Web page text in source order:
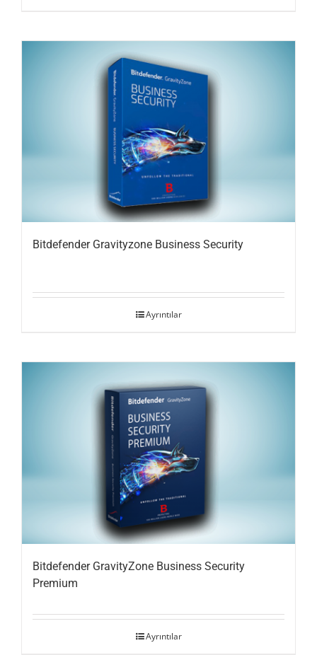
Bitdefender Gravityzone Business Security
Ayrıntılar
Bitdefender GravityZone Business Security
Premium
Ayrıntılar